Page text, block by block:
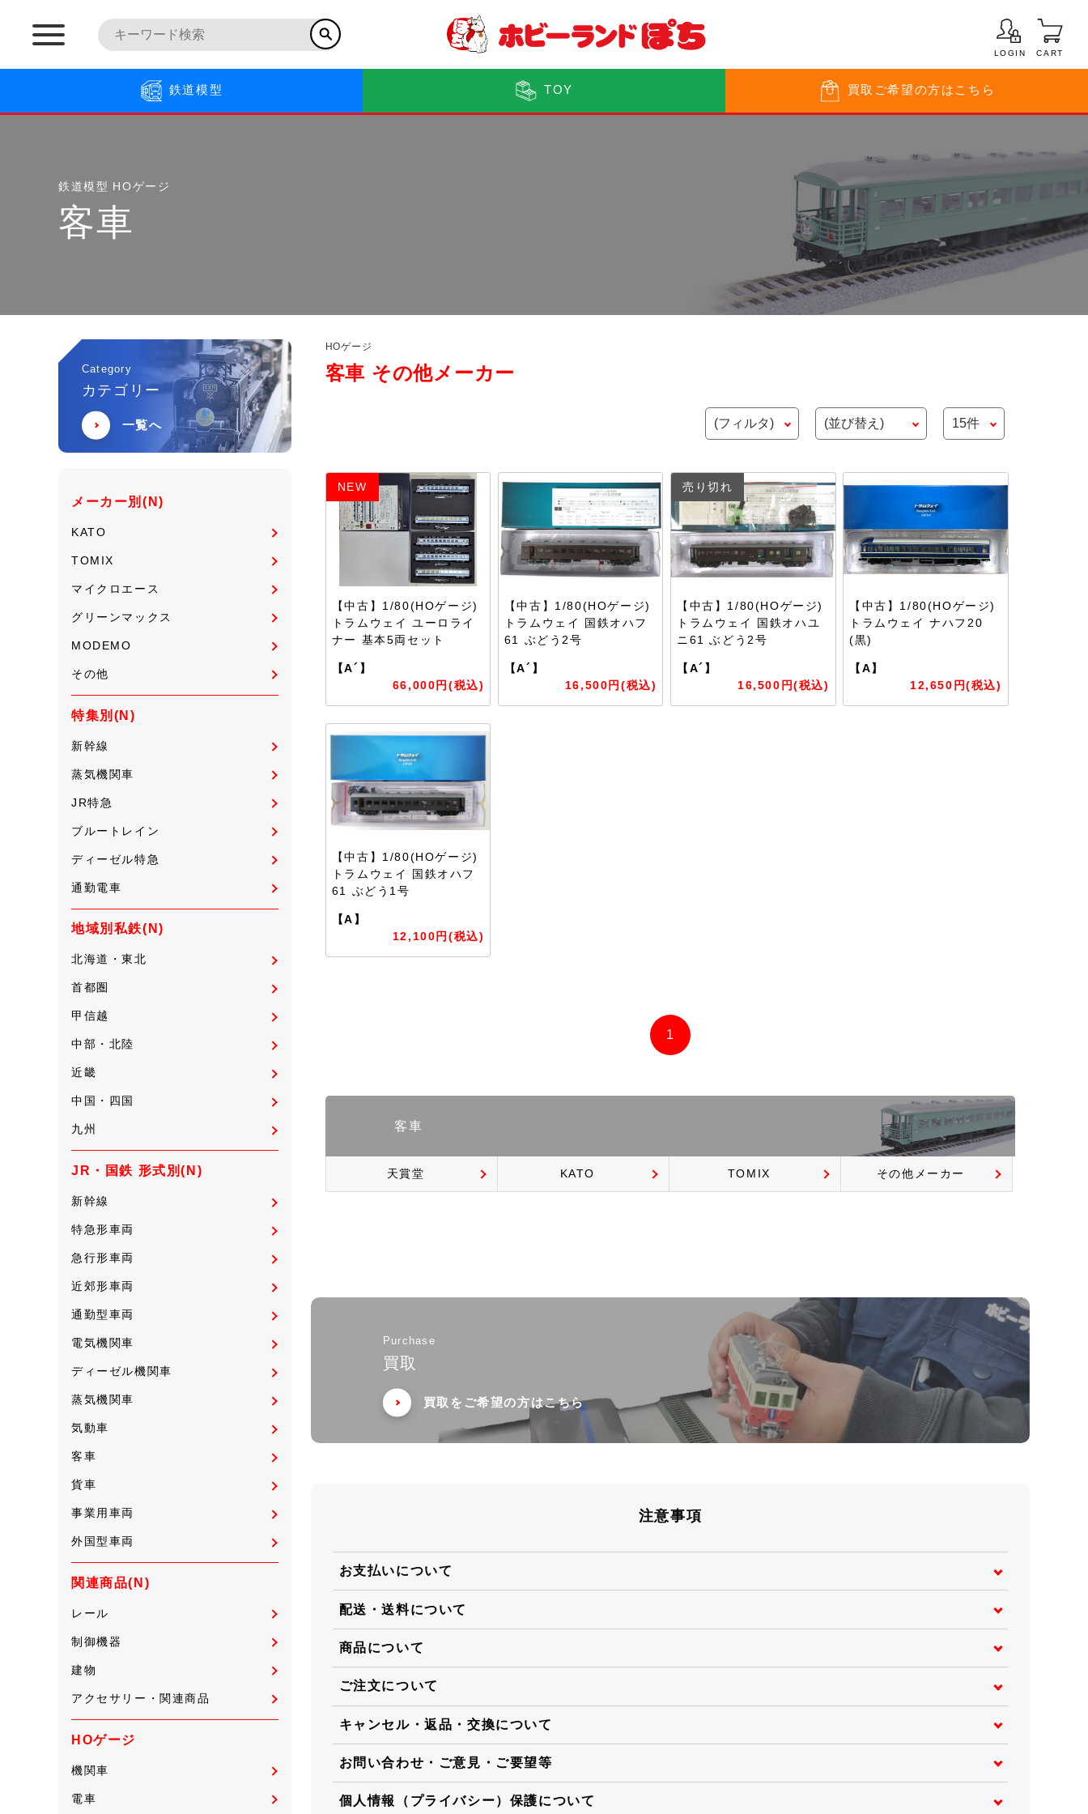
LOGIN CART
鉄道模型 TOY 買取 ご希望の方はこちら
鉄道模型 HOゲージ
客車
Category
カテゴリー
一覧へ
メーカー別(N)
KATO
TOMIX
マイクロエース
グリーンマックス
MODEMO
その他
特集別(N)
新幹線
蒸気機関車
JR特急
ブルートレイン
ディーゼル特急
通勤電車
地域別私鉄(N)
北海道・東北
首都圏
甲信越
中部・北陸
近畿
中国・四国
九州
JR・国鉄 形式別(N)
新幹線
特急形車両
急行形車両
近郊形車両
通勤型車両
電気機関車
ディーゼル機関車
蒸気機関車
気動車
客車
貨車
事業用車両
外国型車両
関連商品(N)
レール
制御機器
建物
アクセサリー・関連商品
HOゲージ
機関車
電車
HOゲージ
客車 その他メーカー
NEW
【中古】1/80(HOゲージ)
トラムウェイ ユーロライ
ナー 基本5両セット
【A´】
66,000円(税込)
【中古】1/80(HOゲージ)
トラムウェイ 国鉄オハフ
61 ぶどう2号
【A´】
16,500円(税込)
売り切れ
【中古】1/80(HOゲージ)
トラムウェイ 国鉄オハユ
ニ61 ぶどう2号
【A´】
16,500円(税込)
【中古】1/80(HOゲージ)
トラムウェイ ナハフ20
(黒)
【A】
12,650円(税込)
【中古】1/80(HOゲージ)
トラムウェイ 国鉄オハフ
61 ぶどう1号
【A】
12,100円(税込)
1
客車
天賞堂 KATO TOMIX その他メーカー
Purchase
買取
買取をご希望の方はこちら
注意事項
お支払いについて
配送・送料について
商品について
ご注文について
キャンセル・返品・交換について
お問い合わせ・ご意見・ご要望等
個人情報（プライバシー）保護について